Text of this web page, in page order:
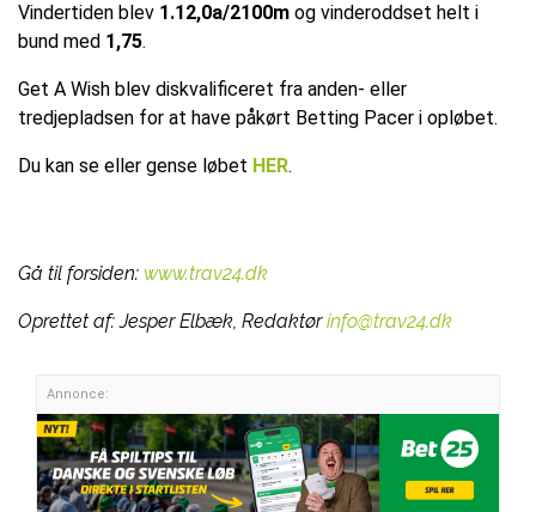
Vindertiden blev 1.12,0a/2100m og vinderoddset helt i
bund med 1,75.
Get A Wish blev diskvalificeret fra anden- eller
tredjepladsen for at have påkørt Betting Pacer i opløbet.
Du kan se eller gense løbet HER.
Gå til forsiden: www.trav24.dk
Oprettet af:Jesper Elbæk, Redaktør info@trav24.dk
Annonce: